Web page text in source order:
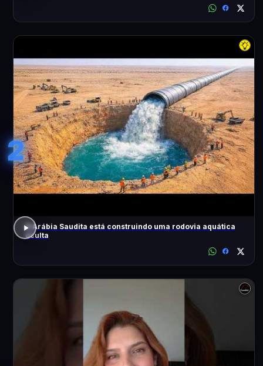
2
A Arábia Saudita está construindo uma rodovia aquática
oculta